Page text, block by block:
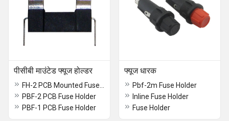
पीसीबी माउंटेड फ्यूज होल्डर
PBF-2 PCB Fuse Holder
PBF-1 PCB Fuse Holder
फ्यूज धारक
Pbf-2m Fuse Holder
Inline Fuse Holder
Fuse Holder